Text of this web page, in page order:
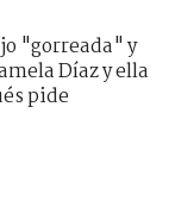
"gorreada" y
Díaz y ella
pide